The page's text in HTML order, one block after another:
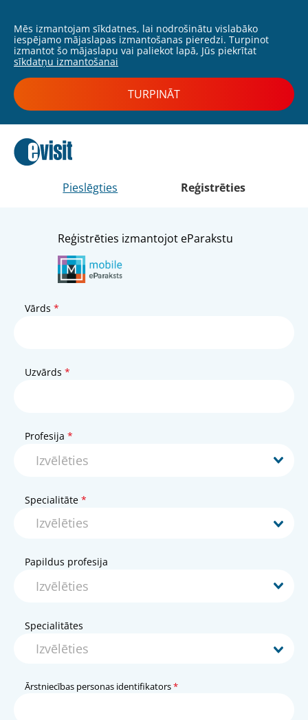
Mēs izmantojam sīkdatnes, lai nodrošinātu vislabāko
iespējamo mājaslapas izmantošanas pieredzi. Turpinot
izmantot šo mājaslapu vai paliekot lapā, Jūs piekrītat
sīkdatņu izmantošanai
TURPINĀT
Pieslēgties Reģistrēties
Reģistrēties izmantojot eParakstu
Vārds
Uzvārds
Profesija
Specialitāte
Papildus profesija
Specialitātes
Ārstniecības personas identifikators